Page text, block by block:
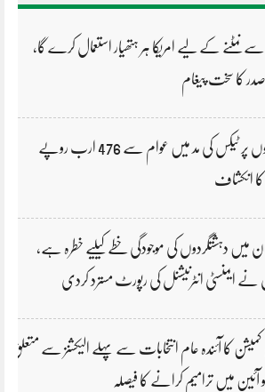
نمٹنے کے لیے امریکا ہر ہتھیار استعمال کرے گا،
کا سخت پیغام
بجلی بلوں پر ٹیکس کی مد میں عوام سے 476 ارب روپے
انکشاف
میں دہشتگردوں کی موجودگی خطے کیلیے خطرہ ہے،
نے ایمنسٹی انٹرنیشنل کی رپورٹ مسترد کردی
کمیشن کا آئندہ عام انتخابات سے پہلے الیکشنز سے متعلق
آئین میں ترامیم کرانے کا فیصلہ